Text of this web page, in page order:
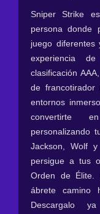
Sniper Strike
persona donde
juego
experiencia
clasificación
de francotirador
entornos
convertirte
personalizando
Jackson, Wolf
persigue a tus
Orden de Élite.
ábrete camino
Descargalo